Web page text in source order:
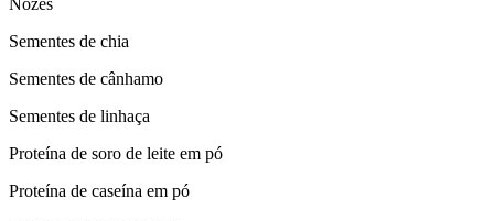
Nozes
Sementes de chia
Sementes de cânhamo
Sementes de linhaça
Proteína de soro de leite em pó
Proteína de caseína em pó